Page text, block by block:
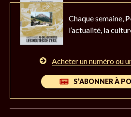
Chaque semaine,
l’actualité, la
Acheter un numéro ou
S’ABONNER À